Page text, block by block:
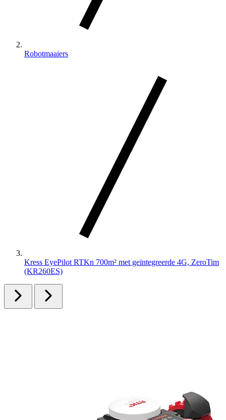
Robotmaaiers
Kress EyePilot RTKn 700m² met geïntegreerde 4G, ZeroTim
(KR260ES)